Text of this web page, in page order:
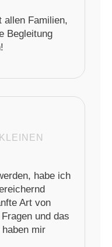
allen Familien,
Begleitung
habe ich
Art von
und das
haben mir